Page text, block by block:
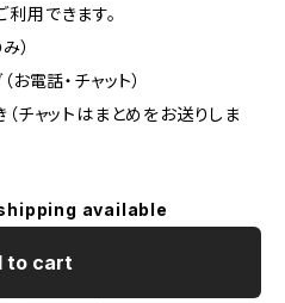
利用できます。
）
お電話・チャット）
チャットはまとめをお送りしま
available
to cart